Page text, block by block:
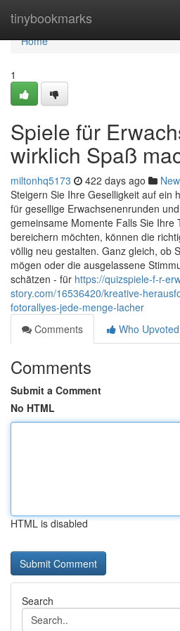
tinybookmarks
Home
Home
1
Spiele für
wirklich Spaß
miltonhq5173 422 days ago
Steigern Sie Ihre Geselligkeit auf ein
für gesellige Erwachsenenrunden
gemeinsame Momente Falls Sie Ihre
bereichern möchten, können die
völlig neu gestalten. Ganz gleich, ob
mögen oder die ausgelassene
schätzen - für https://quizspiele-f-r-
story.com/16536420/kreative-
fotorallyes-jede-menge-lacher
Comments
Who Upvoted
Comments
Submit a Comment
No HTML
HTML is disabled
Search